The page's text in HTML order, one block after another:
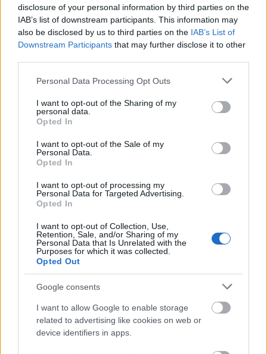
disclosure of your personal information by third parties on the
IAB’s list of downstream participants. This information may
also be disclosed by us to third parties on the IAB’s List of
Downstream Participants that may further disclose it to other
Please note that this website/app uses one or more Google
not limited to your visit or usage behaviour. You may click to
grant or deny consent to Google and its third-party tags to
use your data for below specified purposes in below Google
consent section.
Personal Data Processing Opt Outs
I want to opt-out of the Sharing of my
personal data.
Opted In
I want to opt-out of the Sale of my
Personal Data.
Opted In
I want to opt-out of processing my
Personal Data for Targeted Advertising.
Opted In
I want to opt-out of Collection, Use,
Retention, Sale, and/or Sharing of my
Personal Data that Is Unrelated with the
Purposes for which it was collected.
Opted Out
Google consents
I want to allow Google to enable storage
related to advertising like cookies on web or
device identifiers in apps.
rankka, totesi Kivikko. Eroa toiseksi
tulleeseen Gusenkovaan tuli puolisentoista
minuuttia. Kivikolla jäi kuitenkin hieman
hampaankoloon.
– No vähän harmittaa. Toinen sija olisi ollut
Kivikko. Viime vuonna hän oli neljäs, joten nyt
sijoitus oli kuitenkin pykälää parempi.
Lahti:
Finlandia-hiihto (v):
Matti Aalto jäljessä 12 sekuntia, 3) Aleksandr
Artemjov –12, 4) Patrik Karlsson Ruotsi –
Tiilikainen –2.47.
Naisten 50 km:1) Sini Alusniemi 2.33.37, 2)
Olesja Gusenkova Venäjä –12.55, 3) Noora
Kivikko –14.42, 4) Noora Virtanen –15.01, 5)
Maria Novoselova Venäjä –15.32, 6) Noora
Kanerva –22.51.